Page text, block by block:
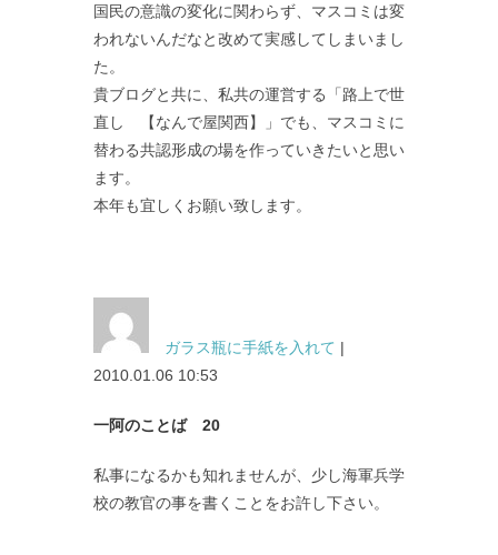
国民の意識の変化に関わらず、マスコミは変
われないんだなと改めて実感してしまいまし
た。
貴ブログと共に、私共の運営する「路上で世
直し 【なんで屋関西】」でも、マスコミに
替わる共認形成の場を作っていきたいと思い
ます。
本年も宜しくお願い致します。
ガラス瓶に手紙を入れて |
2010.01.06 10:53
一阿のことば 20
私事になるかも知れませんが、少し海軍兵学
校の教官の事を書くことをお許し下さい。